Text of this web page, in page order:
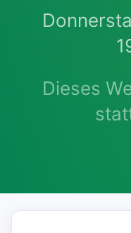
Dieses